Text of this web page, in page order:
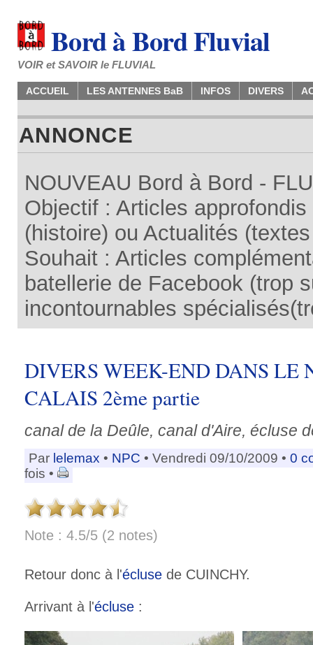
Bord à Bord Fluvial
VOIR et SAVOIR le FLUVIAL
ACCUEIL LES ANTENNES BaB INFOS DIVERS
ANNONCE
NOUVEAU Bord à Bord -
Objectif : Articles
(histoire) ou Actualités
Souhait : Articles
batellerie de Facebook (trop
incontournables
DIVERS WEEK-END DANS LE
CALAIS 2ème partie
canal de la Deûle, canal d'Aire, écluse
Par lelemax • NPC • Vendredi 09/10/2009 • 0
fois •
Note : 4.5/5 (2 notes)
Retour donc à l'écluse de CUINCHY.
Arrivant à l'écluse :